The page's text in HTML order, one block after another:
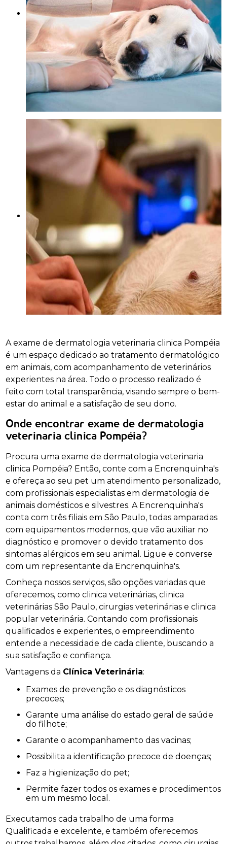
A exame de dermatologia veterinaria clinica Pompéia
é um espaço dedicado ao tratamento dermatológico
em animais, com acompanhamento de veterinários
experientes na área. Todo o processo realizado é
feito com total transparência, visando sempre o bem-
estar do animal e a satisfação de seu dono.
Onde encontrar exame de dermatologia
veterinaria clinica Pompéia?
Procura uma exame de dermatologia veterinaria
clinica Pompéia? Então, conte com a Encrenquinha's
e ofereça ao seu pet um atendimento personalizado,
com profissionais especialistas em dermatologia de
animais domésticos e silvestres. A Encrenquinha's
conta com três filiais em São Paulo, todas amparadas
com equipamentos modernos, que vão auxiliar no
diagnóstico e promover o devido tratamento dos
sintomas alérgicos em seu animal. Ligue e converse
com um representante da Encrenquinha's.
Conheça nossos serviços, são opções variadas que
oferecemos, como clinica veterinárias, clinica
veterinárias São Paulo, cirurgias veterinárias e clinica
popular veterinária. Contando com profissionais
qualificados e experientes, o empreendimento
entende a necessidade de cada cliente, buscando a
sua satisfação e confiança.
Vantagens da Clínica Veterinária:
Exames de prevenção e os diagnósticos
precoces;
Garante uma análise do estado geral de saúde
do filhote;
Garante o acompanhamento das vacinas;
Possibilita a identificação precoce de doenças;
Faz a higienização do pet;
Permite fazer todos os exames e procedimentos
em um mesmo local.
Executamos cada trabalho de uma forma
Qualificada e excelente, e também oferecemos